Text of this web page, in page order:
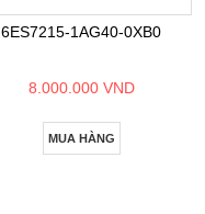
6ES7215-1AG40-0XB0
8.000.000 VND
MUA HÀNG